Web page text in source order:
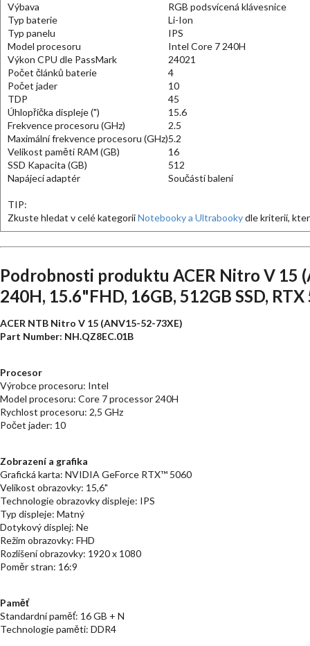
Výbava
RGB podsvícená klávesnice
Typ baterie
Li-Ion
Typ panelu
IPS
Model procesoru
Intel Core 7 240H
Výkon CPU dle PassMark
24021
Počet článků baterie
4
Počet jader
10
TDP
45
Úhlopříčka displeje (")
15.6
Frekvence procesoru (GHz)
2.5
Maximální frekvence procesoru (GHz)5.2
Velikost paměti RAM (GB)
16
SSD Kapacita (GB)
512
Napájecí adaptér
Součástí balení
TIP:
Zkuste hledat v celé kategoriiNotebooky a Ultrabookydle kriterií,
Podrobnosti produktu ACER Nitro V 15
240H, 15.6"FHD, 16GB, 512GB SSD,
ACER NTB Nitro V 15 (ANV15-52-73XE)
Part Number: NH.QZ8EC.01B
Procesor
Výrobce procesoru: Intel
Model procesoru: Core 7 processor 240H
Rychlost procesoru: 2,5 GHz
Počet jader: 10
Zobrazení a grafika
Grafická karta: NVIDIA GeForce RTX™ 5060
Velikost obrazovky: 15,6"
Technologie obrazovky displeje: IPS
Typ displeje: Matný
Dotykový displej: Ne
Režim obrazovky: FHD
Rozlišení obrazovky: 1920 x 1080
Poměr stran: 16:9
Paměť
Standardní paměť: 16 GB + N
Technologie paměti: DDR4